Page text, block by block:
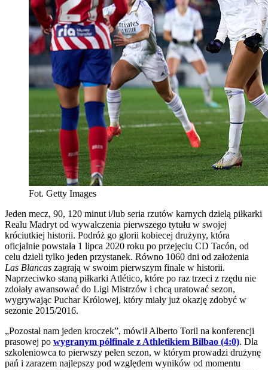
Fot. Getty Images
Jeden mecz, 90, 120 minut i/lub seria rzutów karnych dzielą piłkarki
Realu Madryt od wywalczenia pierwszego tytułu w swojej
króciutkiej historii. Podróż go glorii kobiecej drużyny, która
oficjalnie powstała 1 lipca 2020 roku po przejęciu CD Tacón, od
celu dzieli tylko jeden przystanek. Równo 1060 dni od założenia
Las Blancas zagrają w swoim pierwszym finale w historii.
Naprzeciwko staną piłkarki Atlético, które po raz trzeci z rzędu nie
zdołały awansować do Ligi Mistrzów i chcą uratować sezon,
wygrywając Puchar Królowej, który miały już okazję zdobyć w
sezonie 2015/2016.
„Pozostał nam jeden kroczek”, mówił Alberto Toril na konferencji
prasowej po wygranym półfinale z Athletikiem Bilbao (4:0). Dla
szkoleniowca to pierwszy pełen sezon, w którym prowadzi drużynę
pań i zarazem najlepszy pod względem wyników od momentu